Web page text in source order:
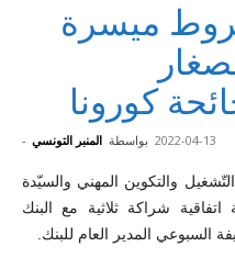
ميسرة
كورونا
بواسطة المنبر التونسي - 2022-04-13
والتكوين المهني والسيّدة
شراكة ثلاثية مع البنك
السبوعي المدير العام للبنك.